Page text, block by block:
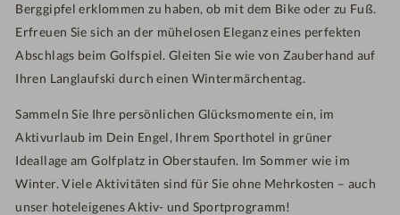
Berggipfel erklommen zu haben, ob mit dem Bike oder zu Fuß.
Erfreuen Sie sich an der mühelosen Eleganz eines perfekten
Abschlags beim Golfspiel. Gleiten Sie wie von Zauberhand auf
Ihren Langlaufski durch einen Wintermärchentag.
Sammeln Sie Ihre persönlichen Glücksmomente ein, im
Aktivurlaub im Dein Engel, Ihrem Sporthotel in grüner
Ideallage am Golfplatz in Oberstaufen. Im Sommer wie im
Winter. Viele Aktivitäten sind für Sie ohne Mehrkosten – auch
unser hoteleigenes Aktiv- und Sportprogramm!